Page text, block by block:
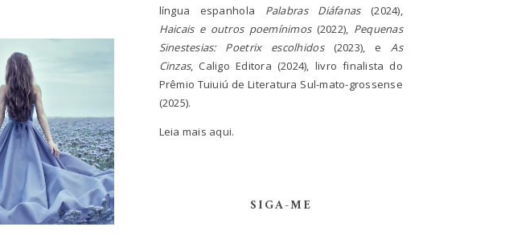
língua espanhola Palabras Diáfanas(2024),
Haicais e outros poemínimos(2022), Pequenas
Sinestesias: Poetrix escolhidos(2023), eAs
Cinzas, Caligo Editora (2024), livro finalista do
Prêmio Tuiuiú de Literatura Sul-mato-grossense
(2025).
Leia mais aqui.
SIGA-ME